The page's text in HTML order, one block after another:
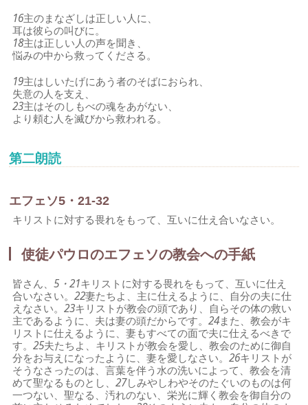
16主のまなざしは正しい人に、
耳は彼らの叫びに。
18主は正しい人の声を聞き、
悩みの中から救ってくださる。
19主はしいたげにあう者のそばにおられ、
失意の人を支え、
23主はそのしもべの魂をあがない、
より頼む人を滅びから救われる。
第二朗読
エフェソ5・21-32
キリストに対する畏れをもって、互いに仕え合いなさい。
使徒パウロのエフェソの教会への手紙
皆さん、5・21キリストに対する畏れをもって、互いに仕え
合いなさい。22妻たちよ、主に仕えるように、自分の夫に仕
えなさい。23キリストが教会の頭であり、自らその体の救い
主であるように、夫は妻の頭だからです。24また、教会がキ
リストに仕えるように、妻もすべての面で夫に仕えるべきで
す。25夫たちよ、キリストが教会を愛し、教会のために御自
分をお与えになったように、妻を愛しなさい。26キリストが
そうなさったのは、言葉を伴う水の洗いによって、教会を清
めて聖なるものとし、27しみやしわやそのたぐいのものは何
一つない、聖なる、汚れのない、栄光に輝く教会を御自分の